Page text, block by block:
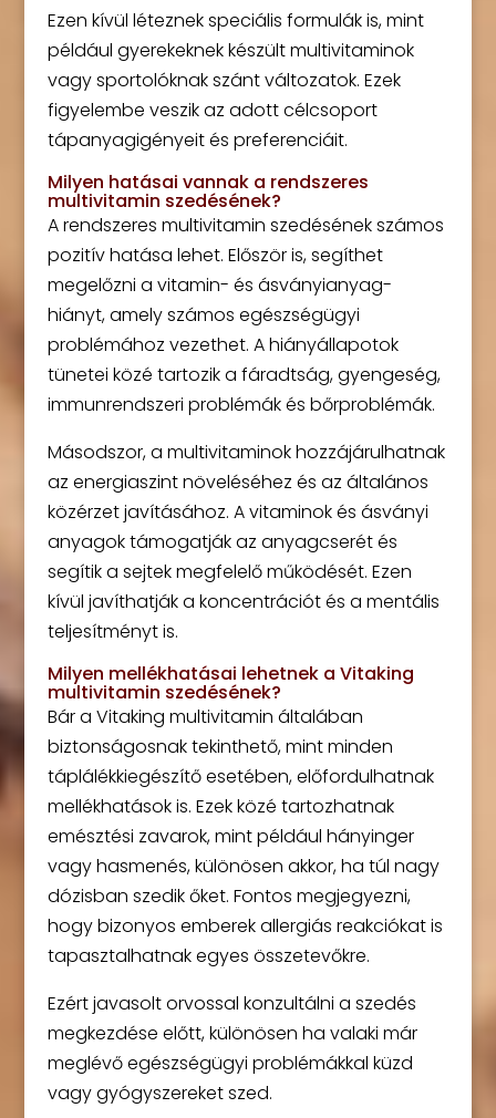
Ezen kívül léteznek speciális formulák is, mint
például gyerekeknek készült multivitaminok
vagy sportolóknak szánt változatok. Ezek
figyelembe veszik az adott célcsoport
tápanyagigényeit és preferenciáit.
Milyen hatásai vannak a rendszeres
multivitamin szedésének?
A rendszeres multivitamin szedésének számos
pozitív hatása lehet. Először is, segíthet
megelőzni a vitamin- és ásványianyag-
hiányt, amely számos egészségügyi
problémához vezethet. A hiányállapotok
tünetei közé tartozik a fáradtság, gyengeség,
immunrendszeri problémák és bőrproblémák.
Másodszor, a multivitaminok hozzájárulhatnak
az energiaszint növeléséhez és az általános
közérzet javításához. A vitaminok és ásványi
anyagok támogatják az anyagcserét és
segítik a sejtek megfelelő működését. Ezen
kívül javíthatják a koncentrációt és a mentális
teljesítményt is.
Milyen mellékhatásai lehetnek a Vitaking
multivitamin szedésének?
Bár a Vitaking multivitamin általában
biztonságosnak tekinthető, mint minden
táplálékkiegészítő esetében, előfordulhatnak
mellékhatások is. Ezek közé tartozhatnak
emésztési zavarok, mint például hányinger
vagy hasmenés, különösen akkor, ha túl nagy
dózisban szedik őket. Fontos megjegyezni,
hogy bizonyos emberek allergiás reakciókat is
tapasztalhatnak egyes összetevőkre.
Ezért javasolt orvossal konzultálni a szedés
megkezdése előtt, különösen ha valaki már
meglévő egészségügyi problémákkal küzd
vagy gyógyszereket szed.